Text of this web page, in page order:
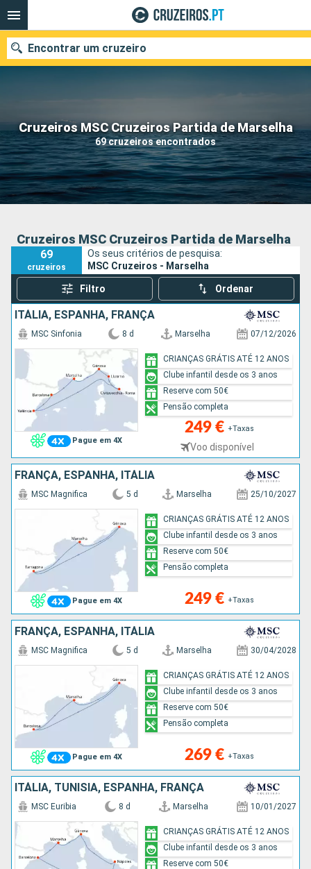
Cruzeiros MSC Cruzeiros Partida de Marselha
69 cruzeiros encontrados
Encontrar um cruzeiro
Quando ir?
Data de partida
Portos Companhias
Cruzeiros MSC Cruzeiros Partida de Marselha
69
cruzeiros
Os seus critérios de pesquisa:
MSC Cruzeiros - Marselha
Filtro Ordenar
ITÁLIA, ESPANHA, FRANÇA
Pague em 4X
MSC Sinfonia 8 d Marselha 07/12/2026
249 € +Taxas
Voo disponível
CRIANÇAS GRÁTIS ATÉ 12 ANOS
Clube infantil desde os 3 anos
Reserve com 50€
Pensão completa
FRANÇA, ESPANHA, ITÁLIA
Pague em 4X
MSC Magnifica 5 d Marselha 25/10/2027
249 € +Taxas
CRIANÇAS GRÁTIS ATÉ 12 ANOS
Clube infantil desde os 3 anos
Reserve com 50€
Pensão completa
FRANÇA, ESPANHA, ITÁLIA
Pague em 4X
MSC Magnifica 5 d Marselha 30/04/2028
269 € +Taxas
CRIANÇAS GRÁTIS ATÉ 12 ANOS
Clube infantil desde os 3 anos
Reserve com 50€
Pensão completa
ITÁLIA, TUNÍSIA, ESPANHA, FRANÇA
MSC Euribia 8 d Marselha 10/01/2027
CRIANÇAS GRÁTIS ATÉ 12 ANOS
Clube infantil desde os 3 anos
Reserve com 50€